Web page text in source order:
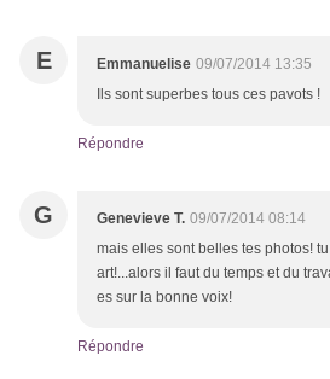
E Emmanuelise 09/07/2014 13:35
Ils sont superbes tous ces pavots !
Répondre
G Genevieve T. 09/07/2014 08:14
mais elles sont belles tes photos!
art!...alors il faut du temps et du
es sur la bonne voix!
Répondre